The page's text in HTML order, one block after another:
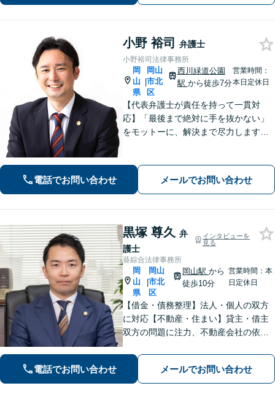
小野 裕司 弁護士
小野裕司法律事務所
岡
山
県
|
岡山
市北
区
西川緑道公園
駅 から徒歩7分
営業時間：
本日定休日
【代表弁護士が責任を持って一貫対
応】「最後まで絶対に手を抜かない」
をモットーに、解決まで尽力します
男女問題】講演・勉強会の講師実績あ
り【相続・遺言】士業からの相談実績
電話でお問い合わせ メールでお問い合わせ
黒塚 尊久 弁
護士
インタビューを
見る
葵綜合法律事務所
岡
山
県
|
岡山
市北
区
岡山駅 から
徒歩10分
営業時間：本
日定休日
【借金・債務整理】法人・個人の双方
に対応【不動産・住まい】貸主・借主
双方の問題に注力、不動産会社の依頼
通。その他労働事件もカバー【行政事
件】学校トラブル・いじめ問題に注力
【企業法務】予防法務・紛争対応お任
電話でお問い合わせ メールでお問い合わせ